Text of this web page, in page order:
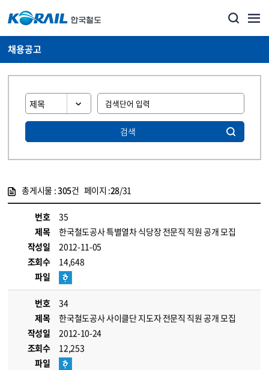
채용공고
검색
총게시물 :305건 페이지 :28/31
번호
35
제목
한국철도공사 특별열차 식당장 전문직 직원 공개 모집
작성일
2012-11-05
조회수
14,648
파일
번호
34
제목
한국철도공사 사이클단 지도자 전문직 직원 공개 모집
작성일
2012-10-24
조회수
12,253
파일